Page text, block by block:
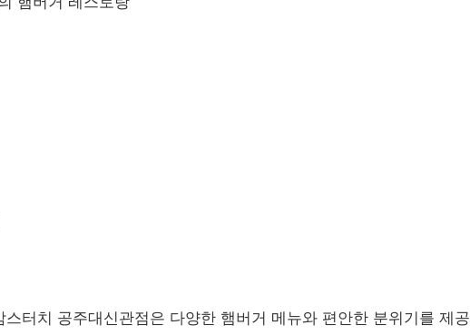
스터치 공주대신관점은 다양한 햄버거 메뉴와 편안한 분위기를 제공